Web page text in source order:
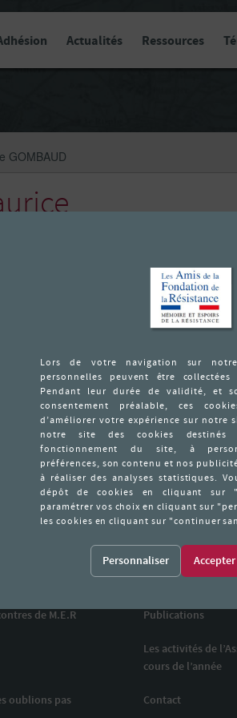
Actualités Ressources
GOMBAUD
et Jacques Jamain
18 – Blessé, croix de guerre –
membre de l’équipe de parachutage,
les ouvrages fortifiés allemands.
allemande accompagnée de l’ex LVF
Actualités
de M.E.R Publications
Les activités de
cours de l’année
oublions pas Contact
Personnaliser